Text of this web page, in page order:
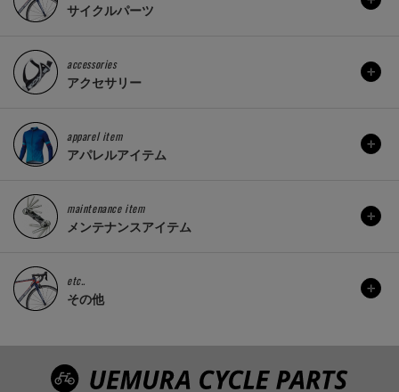
サイクルパーツ
accessories
アクセサリー
apparel item
アパレルアイテム
maintenance item
メンテナンスアイテム
etc..
その他